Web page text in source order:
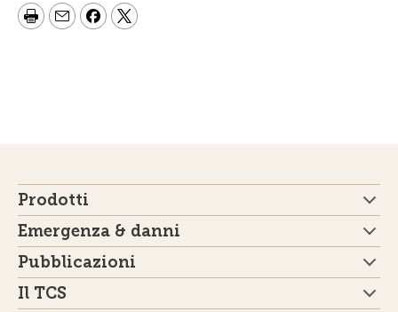
Prodotti
Emergenza & danni
Pubblicazioni
Il TCS